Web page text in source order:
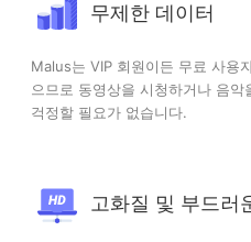
무제한 데이터
Malus는 VIP 회원이든 무료 사용
으므로 동영상을 시청하거나 음
걱정할 필요가 없습니다.
고화질 및 부드러